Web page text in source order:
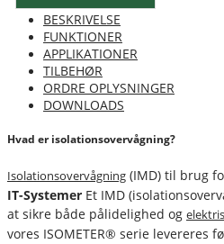
BESKRIVELSE
FUNKTIONER
APPLIKATIONER
TILBEHØR
ORDRE OPLYSNINGER
DOWNLOADS
Hvad er isolationsovervågning?
Isolationsovervågning (IMD) til brug
IT-Systemer Et IMD
at sikre både pålidelighed og
vores ISOMETER® serie levereres